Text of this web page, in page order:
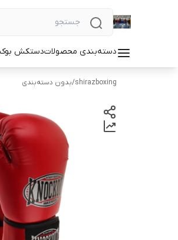
دسته‌بندی محصولاتدستکش
shirazboxing
/بدون دسته‌بندی